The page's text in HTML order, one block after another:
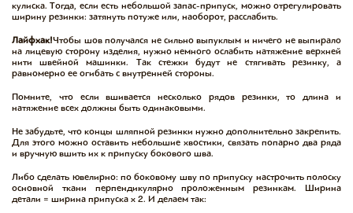
кулиска. Тогда, если есть небольшой запас-припуск, можно отрегулировать
ширину резинки: затянуть потуже или, наоборот, расслабить.
Лайфхак!Чтобы шов получался не сильно выпуклым и ничего не выпирало
на лицевую сторону изделия, нужно немного ослабить натяжение верхней
нити швейной машинки. Так стежки будут не стягивать резинку, а
равномерно ее огибать с внутренней стороны.
Помните, что если вшивается несколько рядов резинки, то длина и
натяжение всех должны быть одинаковыми.
Не забудьте, что концы шляпной резинки нужно дополнительно закрепить.
Для этого можно оставить небольшие хвостики, связать попарно два ряда
и вручную вшить их к припуску бокового шва.
Либо сделать ювелирно: по боковому шву по припуску настрочить полоску
основной ткани перпендикулярно проложенным резинкам. Ширина
детали = ширина припуска х 2. И делаем так: